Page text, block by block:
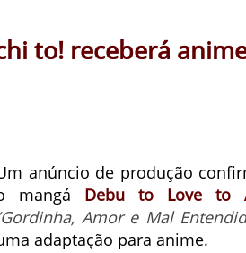
to! receberá
anúncio de produção
mangá Debu to Love to
Amor e Mal
adaptação para anime.